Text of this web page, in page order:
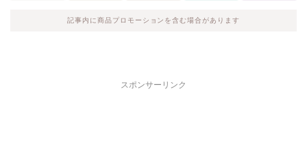
記事内に商品プロモーションを含む場合があります
スポンサーリンク